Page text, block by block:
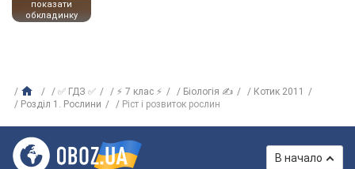
показати
обкладинку
✅ ГДЗ ✅ ⚡ 7 клас ⚡ Біологія ✍
Котик 2011
Розділ 1. Рослини
Ріст і розвиток рослин
В начало